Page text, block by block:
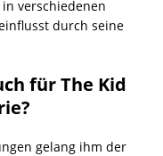
verschiedenen
durch seine
für The Kid
gelang ihm der